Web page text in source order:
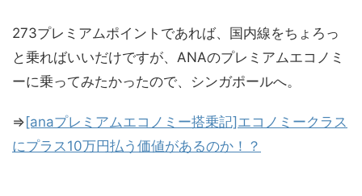
273プレミアムポイントであれば、国内線をちょろっ
と乗ればいいだけですが、ANAのプレミアムエコノミ
ーに乗ってみたかったので、シンガポールへ。
⇒ [anaプレミアムエコノミー搭乗記]エコノミークラス
にプラス10万円払う価値があるのか！？